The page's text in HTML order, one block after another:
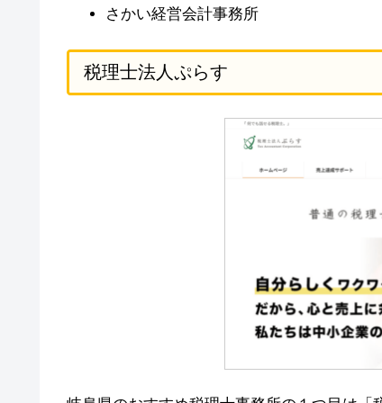
さかい経営会計事務所
税理士法人ぷらす